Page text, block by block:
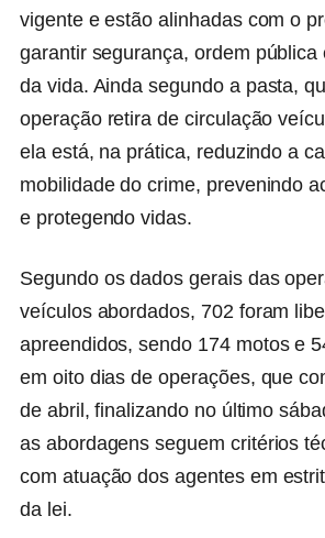
vigente e estão alinhadas com o
garantir segurança, ordem pública
da vida. Ainda segundo a pasta,
operação retira de circulação
ela está, na prática, reduzindo a
mobilidade do crime, prevenindo
e protegendo vidas.
Segundo os dados gerais das
veículos abordados, 702 foram
apreendidos, sendo 174 motos e
em oito dias de operações, que
de abril, finalizando no último
as abordagens seguem critérios
com atuação dos agentes em
da lei.